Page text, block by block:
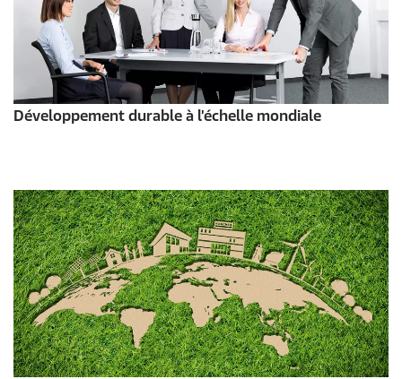
Développement durable à l'échelle mondiale